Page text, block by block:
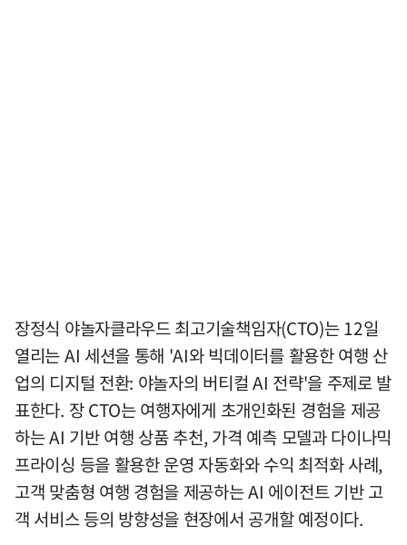
장정식 야놀자클라우드 최고기술책임자(CTO)는 12일
열리는 AI 세션을 통해 'AI와 빅데이터를 활용한 여행 산
업의 디지털 전환: 야놀자의 버티컬 AI 전략'을 주제로 발
표한다. 장 CTO는 여행자에게 초개인화된 경험을 제공
하는 AI 기반 여행 상품 추천, 가격 예측 모델과 다이나믹
프라이싱 등을 활용한 운영 자동화와 수익 최적화 사례,
고객 맞춤형 여행 경험을 제공하는 AI 에이전트 기반 고
객 서비스 등의 방향성을 현장에서 공개할 예정이다.